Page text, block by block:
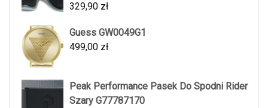
329,90 zł
Guess GW0049G1
499,00 zł
Peak Performance Pasek Do Spodni Rider
Szary G77787170